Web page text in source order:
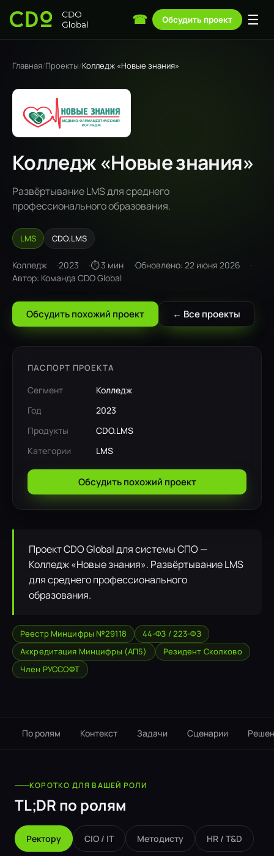
☎ Обсудить проект ☰
Главная/Проекты/Колледж «Новые знания»
Колледж «Новые знания»
Развёртывание LMS для среднего
профессионального образования.
LMS CDO.LMS
Колледж 2023 ⏱ 3 мин
Обновлено: 22 июня 2026
Автор: Команда CDO Global
Обсудить похожий проект ← Все проекты
ПАСПОРТ ПРОЕКТА
Сегмент
Колледж
Год
2023
Продукты
CDO.LMS
Категории
LMS
Обсудить похожий проект
Проект CDO Global для системы СПО —
Колледж «Новые знания». Развёртывание LMS
для среднего профессионального
образования.
Реестр Минцифры №29118
44-ФЗ / 223-ФЗ
Аккредитация Минцифры (АП5)
Резидент Сколково
Член РУССОФТ
По ролям Контекст Задачи Сценарии
КОРОТКО ДЛЯ ВАШЕЙ РОЛИ
TL;DR по ролям
Ректору CIO / IT Методисту HR / T&D